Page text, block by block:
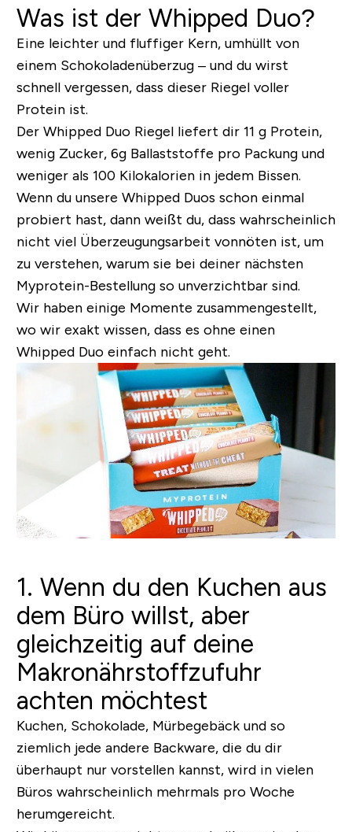
Was ist der Whipped Duo?
Eine leichter und fluffiger Kern, umhüllt von
einem Schokoladenüberzug – und du wirst
schnell vergessen, dass dieser Riegel voller
Protein ist.
Der Whipped Duo Riegel liefert dir 11 g Protein,
wenig Zucker, 6g Ballaststoffe pro Packung und
weniger als 100 Kilokalorien in jedem Bissen.
Wenn du unsere Whipped Duos schon einmal
probiert hast, dann weißt du, dass wahrscheinlich
nicht viel Überzeugungsarbeit vonnöten ist, um
zu verstehen, warum sie bei deiner nächsten
Myprotein-Bestellung so unverzichtbar sind.
Wir haben einige Momente zusammengestellt,
wo wir exakt wissen, dass es ohne einen
Whipped Duo einfach nicht geht.
1. Wenn du den Kuchen aus
dem Büro willst, aber
gleichzeitig auf deine
Makronährstoffzufuhr
achten möchtest
Kuchen, Schokolade, Mürbegebäck und so
ziemlich jede andere Backware, die du dir
überhaupt nur vorstellen kannst, wird in vielen
Büros wahrscheinlich mehrmals pro Woche
herumgereicht.